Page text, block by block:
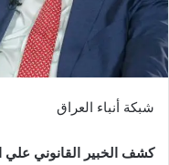
شبكة أنباء العراق
كشف الخبير القانوني علي